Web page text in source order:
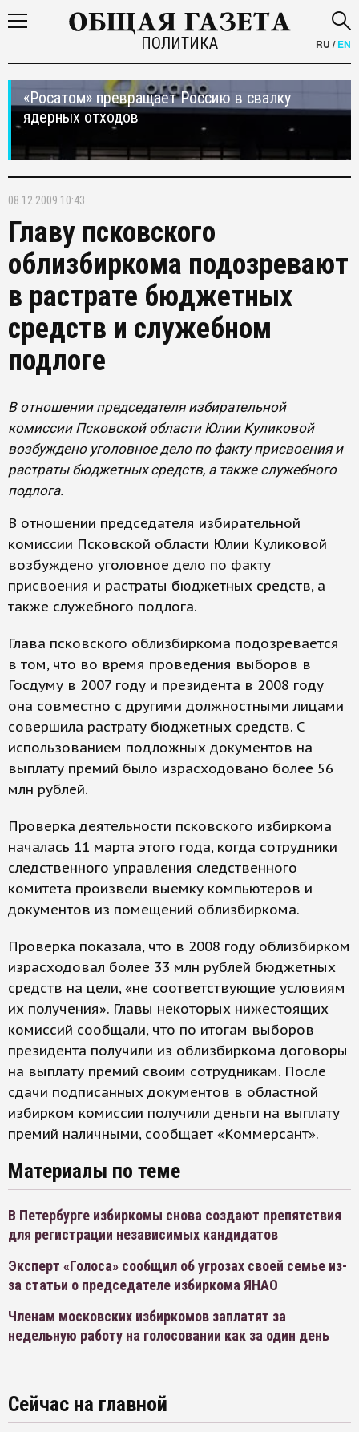
ПОЛИТИКА RU /EN
«Росатом» превращает Россию в свалку
ядерных отходов
08.12.2009 10:43
Главу псковского
облизбиркома подозревают
в растрате бюджетных
средств и служебном
подлоге
В отношении председателя избирательной
комиссии Псковской области Юлии Куликовой
возбуждено уголовное дело по факту присвоения и
растраты бюджетных средств, а также служебного
подлога.
В отношении председателя избирательной
комиссии Псковской области Юлии Куликовой
возбуждено уголовное дело по факту
присвоения и растраты бюджетных средств, а
также служебного подлога.
Глава псковского облизбиркома подозревается
в том, что во время проведения выборов в
Госдуму в 2007 году и президента в 2008 году
она совместно с другими должностными лицами
совершила растрату бюджетных средств. С
использованием подложных документов на
выплату премий было израсходовано более 56
млн рублей.
Проверка деятельности псковского избиркома
началась 11 марта этого года, когда сотрудники
следственного управления следственного
комитета произвели выемку компьютеров и
документов из помещений облизбиркома.
Проверка показала, что в 2008 году облизбирком
израсходовал более 33 млн рублей бюджетных
средств на цели, «не соответствующие условиям
их получения». Главы некоторых нижестоящих
комиссий сообщали, что по итогам выборов
президента получили из облизбиркома договоры
на выплату премий своим сотрудникам. После
сдачи подписанных документов в областной
избирком комиссии получили деньги на выплату
премий наличными, сообщает «Коммерсант».
Материалы по теме
В Петербурге избиркомы снова создают препятствия
для регистрации независимых кандидатов
Эксперт «Голоса» сообщил об угрозах своей семье из-
за статьи о председателе избиркома ЯНАО
Членам московских избиркомов заплатят за
недельную работу на голосовании как за один день
Сейчас на главной